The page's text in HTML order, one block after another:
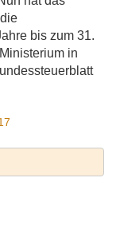
bis zum 31.
in